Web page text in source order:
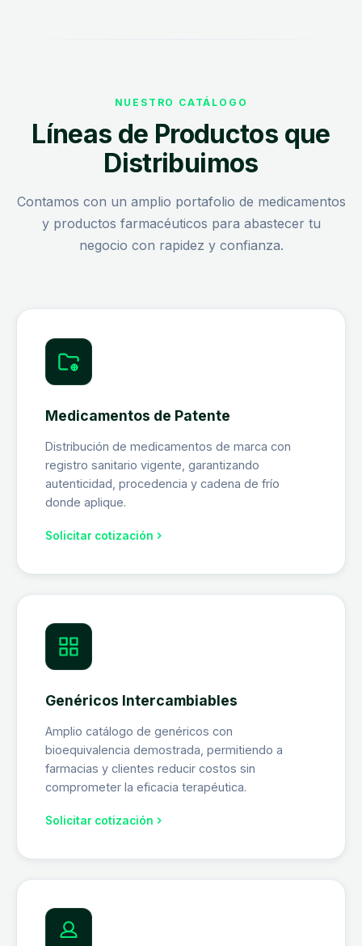
NUESTRO CATÁLOGO
Líneas de Productos que
Distribuimos
Contamos con un amplio portafolio de medicamentos
y productos farmacéuticos para abastecer tu
negocio con rapidez y confianza.
Medicamentos de Patente
Distribución de medicamentos de marca con
registro sanitario vigente, garantizando
autenticidad, procedencia y cadena de frío
donde aplique.
Solicitar cotización
Genéricos Intercambiables
Amplio catálogo de genéricos con
bioequivalencia demostrada, permitiendo a
farmacias y clientes reducir costos sin
comprometer la eficacia terapéutica.
Solicitar cotización